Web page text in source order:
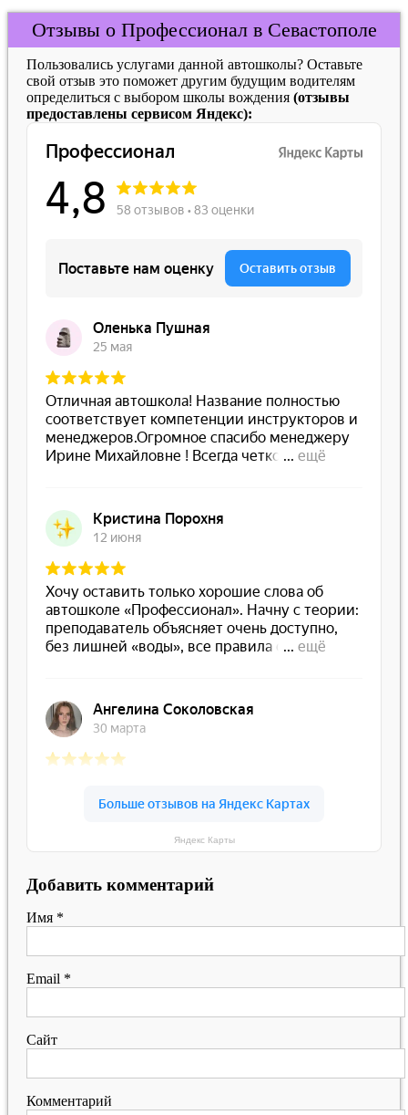
Отзывы о Профессионал в Севастополе
Пользовались услугами данной автошколы? Оставьте
свой отзыв это поможет другим будущим водителям
определиться с выбором школы вождения (отзывы
предоставлены сервисом Яндекс):
Яндекс Карты
Добавить комментарий
Имя *
Email *
Сайт
Комментарий